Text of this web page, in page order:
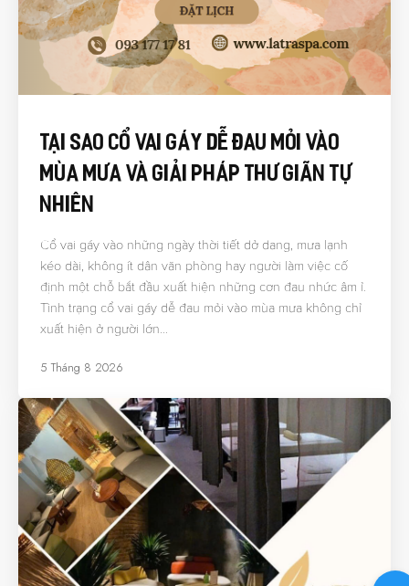
Tại Sao Cổ Vai Gáy Dễ Đau Mỏi Vào
Mùa Mưa Và Giải Pháp Thư Giãn Tự
Nhiên
Cổ vai gáy vào những ngày thời tiết dở dang, mưa lạnh
kéo dài, không ít dân văn phòng hay người làm việc cố
định một chỗ bắt đầu xuất hiện những cơn đau nhức âm ỉ.
Tình trạng cổ vai gáy dễ đau mỏi vào mùa mưa không chỉ
xuất hiện ở người lớn…
5 Tháng 8 2026